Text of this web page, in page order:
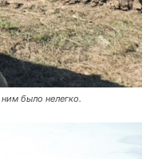
было нелегко.